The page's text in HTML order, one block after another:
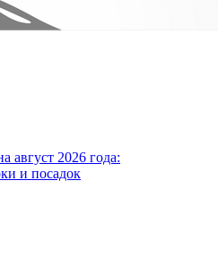
август 2026 года:
и посадок